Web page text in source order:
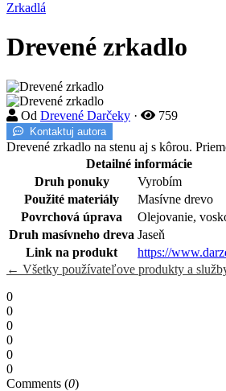
Zrkadlá
Drevené zrkadlo
Od Drevené Darčeky · 759
Kontaktuj autora
Drevené zrkadlo na stenu aj s kôrou.
Detailné informácie
Druh ponuky
Vyrobím
Použité materiály
Masívne drevo
Povrchová úprava
Olejovanie,
Druh masívneho dreva Jaseň
Link na produkt
https://
← Všetky používateľove produkty a
0
0
0
0
0
0
Comments (0)